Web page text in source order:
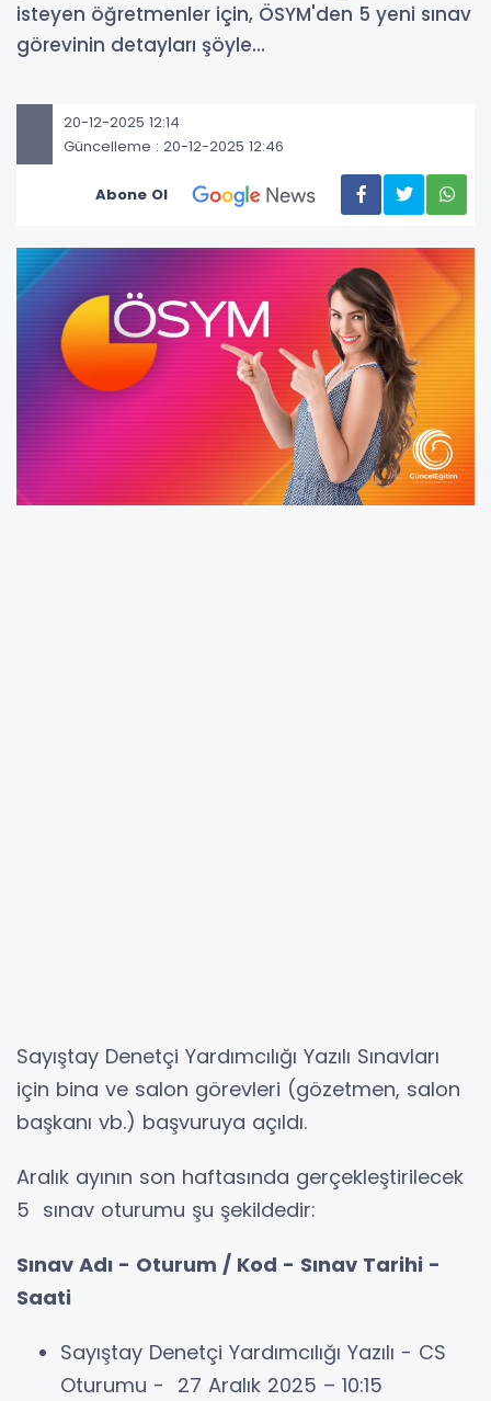
isteyen öğretmenler için, ÖSYM'den 5 yeni sınav
görevinin detayları şöyle...
20-12-2025 12:14
Güncelleme : 20-12-2025 12:46
Abone Ol
Sayıştay Denetçi Yardımcılığı Yazılı Sınavları
için bina ve salon görevleri (gözetmen, salon
başkanı vb.) başvuruya açıldı.
Aralık ayının son haftasında gerçekleştirilecek
5 sınav oturumu şu şekildedir:
Sınav Adı - Oturum / Kod - Sınav Tarihi -
Saati
Sayıştay Denetçi Yardımcılığı Yazılı - CS
Oturumu - 27 Aralık 2025 – 10:15